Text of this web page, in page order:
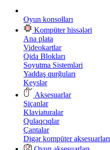
Oyun konsolları
Kompüter hissələri
Ana plata
Videokartlar
Qida Blokları
Soyutma Sistemləri
Yaddaş qurğuları
Keyslər
Aksesuarlar
Siçanlar
Klaviaturalar
Qulaqcıqlar
Çantalar
Digər kompüter aksesuarları